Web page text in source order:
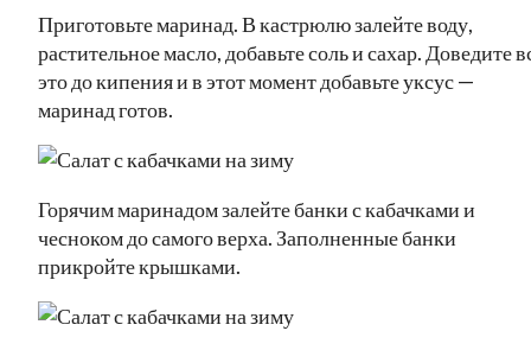
Приготовьте маринад. В кастрюлю залейте воду,
растительное масло, добавьте соль и сахар. Доведите
это до кипения и в этот момент добавьте уксус —
маринад готов.
Горячим маринадом залейте банки с кабачками и
чесноком до самого верха. Заполненные банки
прикройте крышками.